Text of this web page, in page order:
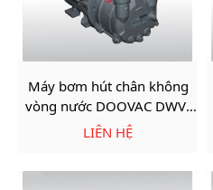
Máy bơm hút chân không
vòng nước DOOVAC DWV-
10H-2.2KW
LIÊN HỆ